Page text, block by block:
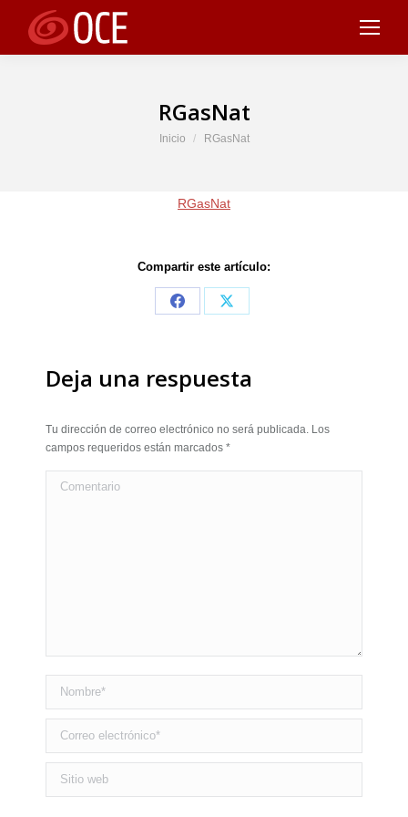
RGasNat
Estás aquí:
Inicio RGasNat
RGasNat
Compartir este artículo:
Share
Share
Deja una respuesta
Tu dirección de correo electrónico no será publicada. Los
campos requeridos están marcados *
Comentario
Nombre *
Correo electrónico *
Sitio web